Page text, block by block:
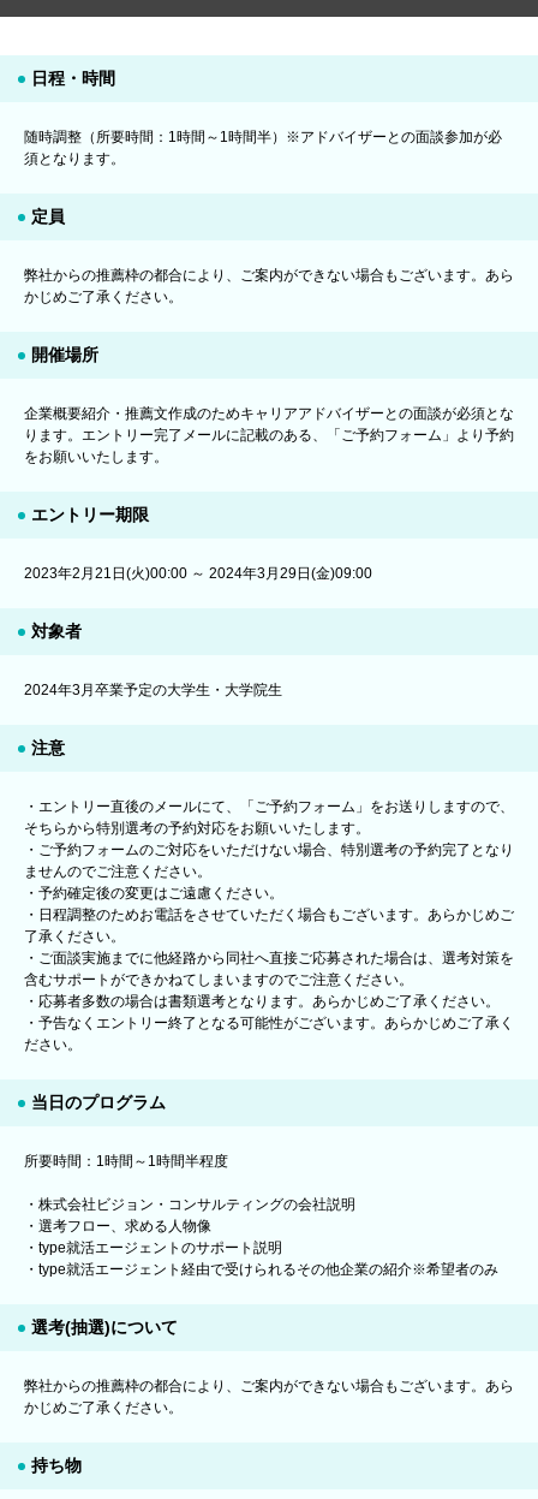
日程・時間
随時調整（所要時間：1時間～1時間半）※アドバイザーとの面談参加が必
須となります。
定員
弊社からの推薦枠の都合により、ご案内ができない場合もございます。あら
かじめご了承ください。
開催場所
企業概要紹介・推薦文作成のためキャリアアドバイザーとの面談が必須とな
ります。エントリー完了メールに記載のある、「ご予約フォーム」より予約
をお願いいたします。
エントリー期限
2023年2月21日(火)00:00 ～ 2024年3月29日(金)09:00
対象者
2024年3月卒業予定の大学生・大学院生
注意
・エントリー直後のメールにて、「ご予約フォーム」をお送りしますので、
そちらから特別選考の予約対応をお願いいたします。
・ご予約フォームのご対応をいただけない場合、特別選考の予約完了となり
ませんのでご注意ください。
・予約確定後の変更はご遠慮ください。
・日程調整のためお電話をさせていただく場合もございます。あらかじめご
了承ください。
・ご面談実施までに他経路から同社へ直接ご応募された場合は、選考対策を
含むサポートができかねてしまいますのでご注意ください。
・応募者多数の場合は書類選考となります。あらかじめご了承ください。
・予告なくエントリー終了となる可能性がございます。あらかじめご了承く
ださい。
当日のプログラム
所要時間：1時間～1時間半程度
・株式会社ビジョン・コンサルティングの会社説明
・選考フロー、求める人物像
・type就活エージェントのサポート説明
・type就活エージェント経由で受けられるその他企業の紹介※希望者のみ
選考(抽選)について
弊社からの推薦枠の都合により、ご案内ができない場合もございます。あら
かじめご了承ください。
持ち物